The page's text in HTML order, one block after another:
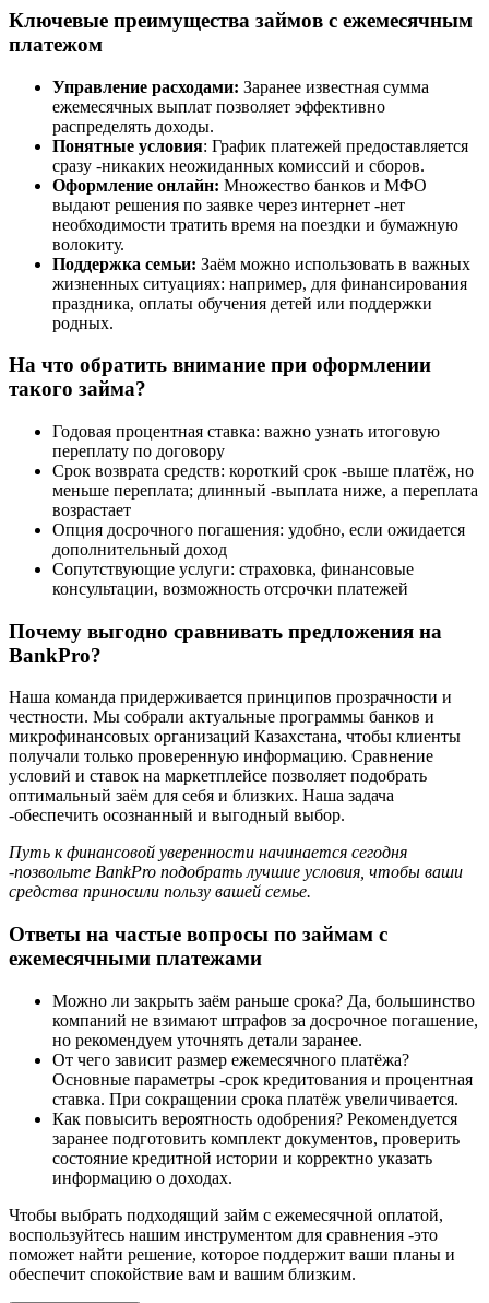
Ключевые преимущества займов с ежемесячным
платежом
Управление расходами: Заранее известная сумма
ежемесячных выплат позволяет эффективно
распределять доходы.
Понятные условия: График платежей предоставляется
сразу -никаких неожиданных комиссий и сборов.
Оформление онлайн: Множество банков и МФО
выдают решения по заявке через интернет -нет
необходимости тратить время на поездки и бумажную
волокиту.
Поддержка семьи: Заём можно использовать в важных
жизненных ситуациях: например, для финансирования
праздника, оплаты обучения детей или поддержки
родных.
На что обратить внимание при оформлении
такого займа?
Годовая процентная ставка: важно узнать итоговую
переплату по договору
Срок возврата средств: короткий срок -выше платёж, но
меньше переплата; длинный -выплата ниже, а переплата
возрастает
Опция досрочного погашения: удобно, если ожидается
дополнительный доход
Сопутствующие услуги: страховка, финансовые
консультации, возможность отсрочки платежей
Почему выгодно сравнивать предложения на
BankPro?
Наша команда придерживается принципов прозрачности и
честности. Мы собрали актуальные программы банков и
микрофинансовых организаций Казахстана, чтобы клиенты
получали только проверенную информацию. Сравнение
условий и ставок на маркетплейсе позволяет подобрать
оптимальный заём для себя и близких. Наша задача
-обеспечить осознанный и выгодный выбор.
Путь к финансовой уверенности начинается сегодня
-позвольте BankPro подобрать лучшие условия, чтобы ваши
средства приносили пользу вашей семье.
Ответы на частые вопросы по займам с
ежемесячными платежами
Можно ли закрыть заём раньше срока? Да, большинство
компаний не взимают штрафов за досрочное погашение,
но рекомендуем уточнять детали заранее.
От чего зависит размер ежемесячного платёжа?
Основные параметры -срок кредитования и процентная
ставка. При сокращении срока платёж увеличивается.
Как повысить вероятность одобрения? Рекомендуется
заранее подготовить комплект документов, проверить
состояние кредитной истории и корректно указать
информацию о доходах.
Чтобы выбрать подходящий займ с ежемесячной оплатой,
воспользуйтесь нашим инструментом для сравнения -это
поможет найти решение, которое поддержит ваши планы и
обеспечит спокойствие вам и вашим близким.